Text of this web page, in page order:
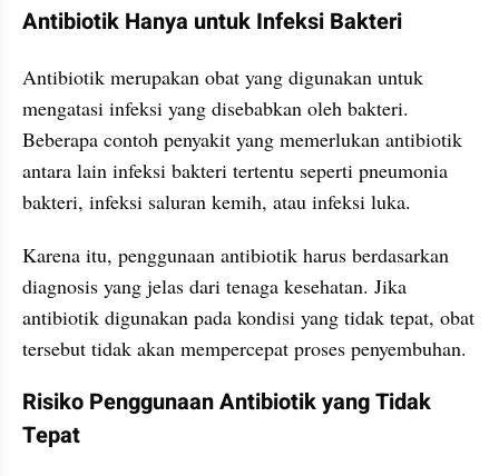
Antibiotik Hanya untuk Infeksi Bakteri
Antibiotik merupakan obat yang digunakan untuk
mengatasi infeksi yang disebabkan oleh bakteri.
Beberapa contoh penyakit yang memerlukan antibiotik
antara lain infeksi bakteri tertentu seperti pneumonia
bakteri, infeksi saluran kemih, atau infeksi luka.
Karena itu, penggunaan antibiotik harus berdasarkan
diagnosis yang jelas dari tenaga kesehatan. Jika
antibiotik digunakan pada kondisi yang tidak tepat, obat
tersebut tidak akan mempercepat proses penyembuhan.
Risiko Penggunaan Antibiotik yang Tidak
Tepat